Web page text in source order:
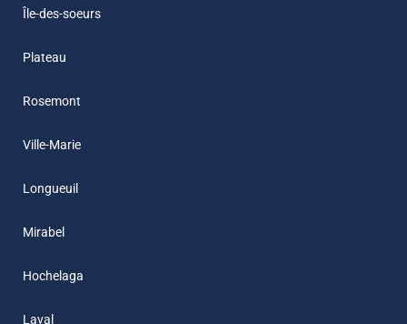
Île-des-soeurs
Plateau
Rosemont
Ville-Marie
Longueuil
Mirabel
Hochelaga
Laval